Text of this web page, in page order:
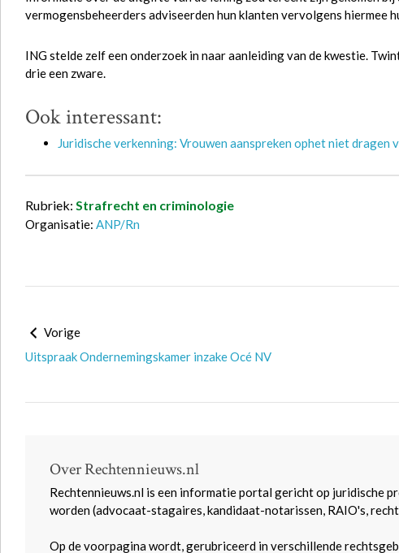
vermogensbeheerders adviseerden hun klanten vervolgens hiermee
ING stelde zelf een onderzoek in naar aanleiding van de kwestie.
drie een zware.
Ook interessant:
Juridische verkenning: Vrouwen aanspreken ophet niet dragen
Rubriek: Strafrecht en criminologie
Organisatie: ANP/Rn
Vorige
Uitspraak Ondernemingskamer inzake Océ NV
Over Rechtennieuws.nl
Rechtennieuws.nl is een informatie portal gericht op juridische
worden (advocaat-stagaires, kandidaat-notarissen, RAIO's,
Op de voorpagina wordt, gerubriceerd in verschillende